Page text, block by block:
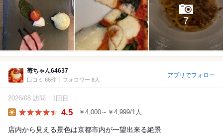
7
苺ちゃん64637
口コミ 66件 フォロワー 8人
アプリでフォロー
2026/08 訪問 1回目
4.5 ￥4,000～￥4,999/1人
店内から見える景色は京都市内が一望出来る絶景